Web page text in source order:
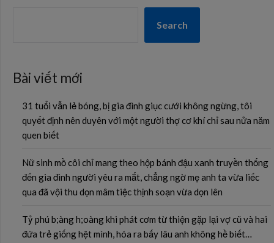
Search
Bài viết mới
31 tuổi vẫn lẻ bóng, bị gia đình giục cưới không ngừng, tôi
quyết định nên duyên với một người thợ cơ khí chỉ sau nửa năm
quen biết
Nữ sinh mồ côi chỉ mang theo hộp bánh đậu xanh truyền thống
đến gia đình người yêu ra mắt, chẳng ngờ mẹ anh ta vừa liếc
qua đã vội thu dọn mâm tiệc thịnh soạn vừa dọn lên
Tỷ phú b;àng h;oàng khi phát cơm từ thiện gặp lại vợ cũ và hai
đứa trẻ giống hệt mình, hóa ra bấy lâu anh không hề biết…